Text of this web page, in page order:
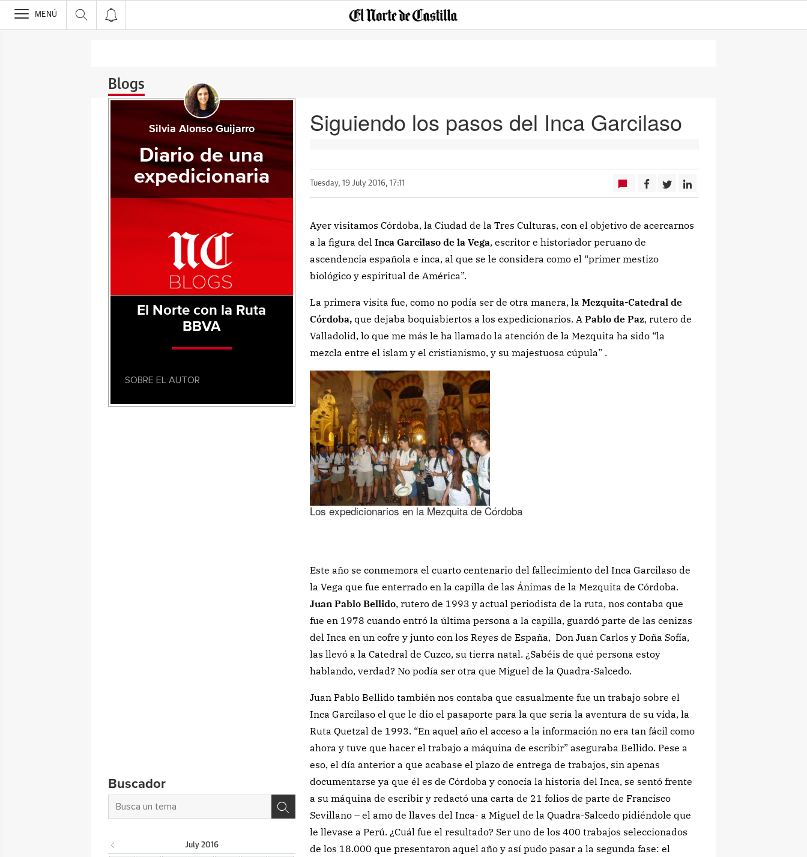
>
MENÚ
Blogs
Siguiendo los pasos del Inca Garcilaso
Tuesday, 19 July 2016, 17:11
Ayer visitamos Córdoba, la Ciudad de la Tres Culturas, con el objetivo de acercarnos
a la figura del Inca Garcilaso de la Vega, escritor e historiador peruano de
ascendencia española e inca, al que se le considera como el “primer mestizo
biológico y espiritual de América”.
La primera visita fue, como no podía ser de otra manera, la Mezquita-Catedral de
Córdoba,que dejaba boquiabiertos a los expedicionarios. A Pablo de Paz, rutero de
Valladolid, lo que me más le ha llamado la atención de la Mezquita ha sido “la
mezcla entre el islam y el cristianismo, y su majestuosa cúpula” .
Los expedicionarios en la Mezquita de Córdoba
Este año se conmemora el cuarto centenario del fallecimiento del Inca Garcilaso de
la Vega que fue enterrado en la capilla de las Ánimas de la Mezquita de Córdoba.
Juan Pablo Bellido, rutero de 1993 y actual periodista de la ruta, nos contaba que
fue en 1978 cuando entró la última persona a la capilla, guardó parte de las cenizas
del Inca en un cofre y junto con los Reyes de España, Don Juan Carlos y Doña Sofía,
las llevó a la Catedral de Cuzco, su tierra natal. ¿Sabéis de qué persona estoy
hablando, verdad? No podía ser otra que Miguel de la Quadra-Salcedo.
Juan Pablo Bellido también nos contaba que casualmente fue un trabajo sobre el
Inca Garcilaso el que le dio el pasaporte para la que sería la aventura de su vida, la
Ruta Quetzal de 1993. “En aquel año el acceso a la información no era tan fácil como
ahora y tuve que hacer el trabajo a máquina de escribir” aseguraba Bellido. Pese a
eso, el día anterior a que acabase el plazo de entrega de trabajos, sin apenas
documentarse ya que él es de Córdoba y conocía la historia del Inca, se sentó frente
a su máquina de escribir y redactó una carta de 21 folios de parte de Francisco
Sevillano – el amo de llaves del Inca- a Miguel de la Quadra-Salcedo pidiéndole que
le llevase a Perú. ¿Cuál fue el resultado? Ser uno de los 400 trabajos seleccionados
de los 18.000 que presentaron aquel año y así pudo pasar a la segunda fase: el
Silvia Alonso Guijarro
Diario de una
expedicionaria
El Norte con la Ruta
BBVA
SOBRE EL AUTOR
Buscador
July 2016